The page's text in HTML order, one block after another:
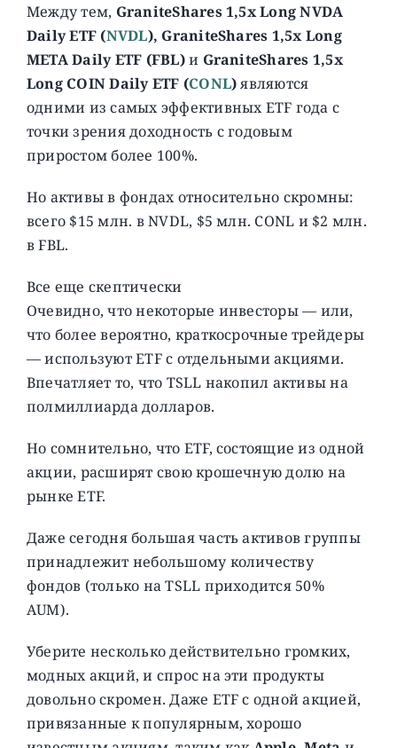
Между тем, GraniteShares 1,5x Long NVDA
Daily ETF (NVDL), GraniteShares 1,5x Long
META Daily ETF (FBL)и GraniteShares 1,5x
Long COIN Daily ETF (CONL)являются
одними из самых эффективных ETF года с
точки зрения доходность с годовым
приростом более 100%.
Но активы в фондах относительно скромны:
всего $15 млн. в NVDL, $5 млн. CONL и $2 млн.
в FBL.
Все еще скептически
Очевидно, что некоторые инвесторы — или,
что более вероятно, краткосрочные трейдеры
— используют ETF с отдельными акциями.
Впечатляет то, что TSLL накопил активы на
полмиллиарда долларов.
Но сомнительно, что ETF, состоящие из одной
акции, расширят свою крошечную долю на
рынке ETF.
Даже сегодня большая часть активов группы
принадлежит небольшому количеству
фондов (только на TSLL приходится 50%
AUM).
Уберите несколько действительно громких,
модных акций, и спрос на эти продукты
довольно скромен. Даже ETF с одной акцией,
привязанные к популярным, хорошо